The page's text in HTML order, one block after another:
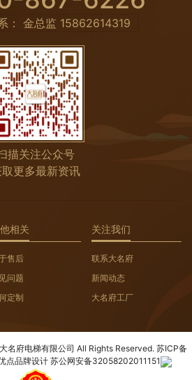
： 金总监 15862614319
描关注公众号
更多最新资讯
相关
售后
问题
定制
关注我们
联系大名府
新闻动态
大名府工厂
府电梯有限公司 All Rights Reserved. 苏ICP备
点品牌设计 苏公网安备32058202011151